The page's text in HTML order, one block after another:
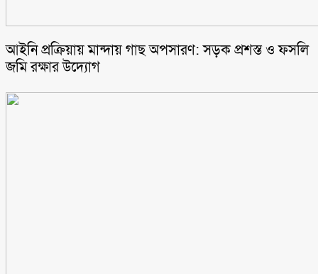
আইনি প্রক্রিয়ায় মান্দায় গাছ অপসারণ: সড়ক প্রশস্ত ও ফসলি
জমি রক্ষার উদ্যোগ